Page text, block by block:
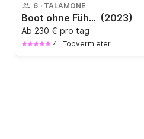
6 · TALAMONE
Boot ohne Führerschein Ranieri Cayman 18 Sport 40PS (2023)
Ab 230 € pro tag
4 · Topvermieter